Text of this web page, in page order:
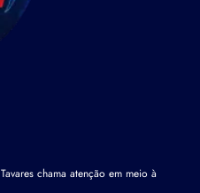
chama atenção em meio à